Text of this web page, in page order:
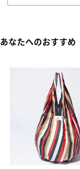
あなたへのおすすめ